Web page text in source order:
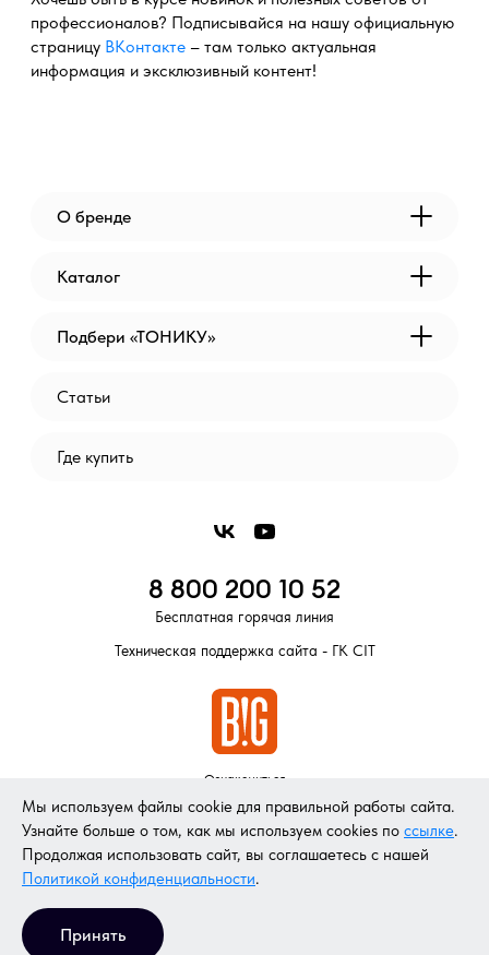
профессионалов? Подписывайся на нашу официальную
страницу ВКонтакте – там только актуальная
информация и эксклюзивный контент!
О бренде
Каталог
Подбери «ТОНИКУ»
Статьи
Где купить
8 800 200 10 52
Бесплатная горячая линия
Техническая поддержка сайта - ГК CIT
© 2026 ООО «БИГ» занимается разработкой
и производством косметической продукции на российском рынке уже
более 20 лет.
Все права защищены
Политика конфиденциальности
Ознакомиться
со всеми нашимибрендами
Мы используем файлы cookie для правильной работы сайта.
Узнайте больше о том, как мы используем cookies по ссылке.
Продолжая использовать сайт, вы соглашаетесь с нашей
Политикой конфиденциальности.
Принять